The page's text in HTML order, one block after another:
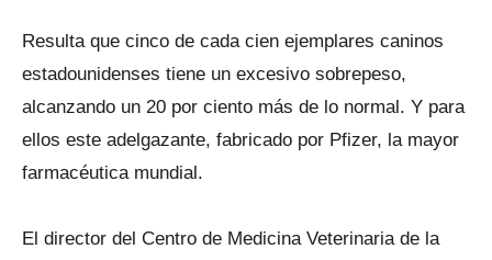
Resulta que cinco de cada cien ejemplares caninos
estadounidenses tiene un excesivo sobrepeso,
alcanzando un 20 por ciento más de lo normal. Y para
ellos este adelgazante, fabricado por Pfizer, la mayor
farmacéutica mundial.
El director del Centro de Medicina Veterinaria de la